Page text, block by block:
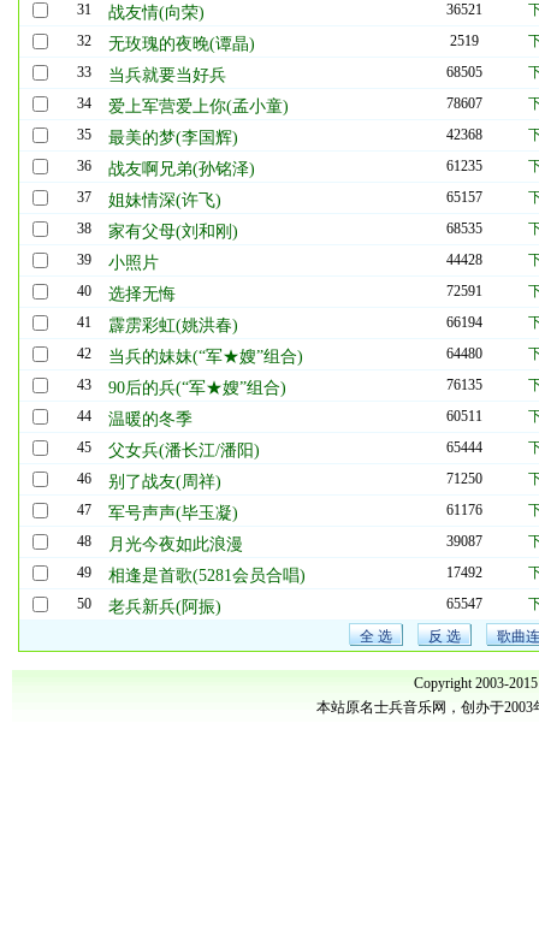
31
战友情(向荣) 36521
32
无玫瑰的夜晚(谭晶) 2519
33
当兵就要当好兵 68505
34
爱上军营爱上你(孟小童) 78607
35
最美的梦(李国辉) 42368
36
战友啊兄弟(孙铭泽) 61235
37
姐妹情深(许飞) 65157
38
家有父母(刘和刚) 68535
39
小照片 44428
40
选择无悔 72591
41
霹雳彩虹(姚洪春) 66194
42
当兵的妹妹(“军★嫂”组合) 64480
43
90后的兵(“军★嫂”组合) 76135
44
温暖的冬季 60511
45
父女兵(潘长江/潘阳) 65444
46
别了战友(周祥) 71250
47
军号声声(毕玉凝) 61176
48
月光今夜如此浪漫 39087
49
相逢是首歌(5281会员合唱) 17492
50
老兵新兵(阿振) 65547
Copyright 2003-
本站原名士兵音乐网，创办于